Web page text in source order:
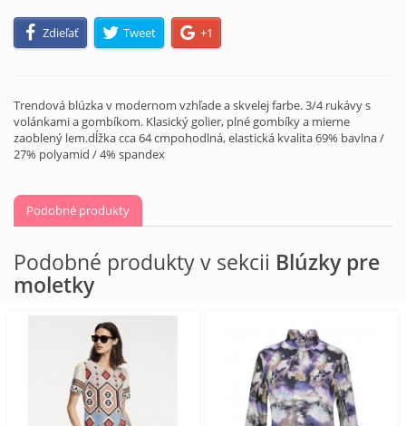
Zdieľať Tweet +1
Trendová blúzka v modernom vzhľade a skvelej farbe. 3/4 rukávy s
volánkami a gombíkom. Klasický golier, plné gombíky a mierne
zaoblený lem.dĺžka cca 64 cmpohodlná, elastická kvalita 69% bavlna /
27% polyamid / 4% spandex
Podobné produkty
Podobné produkty v sekcii Blúzky pre
moletky